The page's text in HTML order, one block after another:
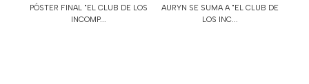
PÓSTER FINAL "EL CLUB DE LOS
INCOMP...
AURYN SE SUMA A "EL CLUB DE
LOS INC...